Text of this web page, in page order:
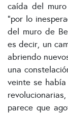
caída del
“por lo
del muro de
es decir, un
abriendo
una
veinte se
parece que